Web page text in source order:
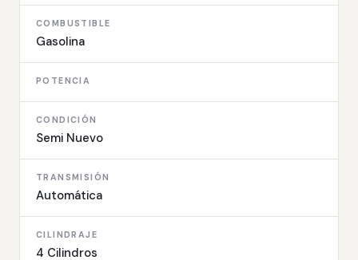
COMBUSTIBLE
Gasolina
POTENCIA
CONDICIÓN
Semi Nuevo
TRANSMISIÓN
Automática
CILINDRAJE
4 Cilindros